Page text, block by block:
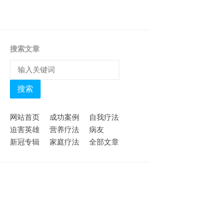
搜索文章
搜索
网站首页 成功案例
自我疗法
迫害英雄
营养疗法
病友
新冠专辑
家庭疗法 全部文章